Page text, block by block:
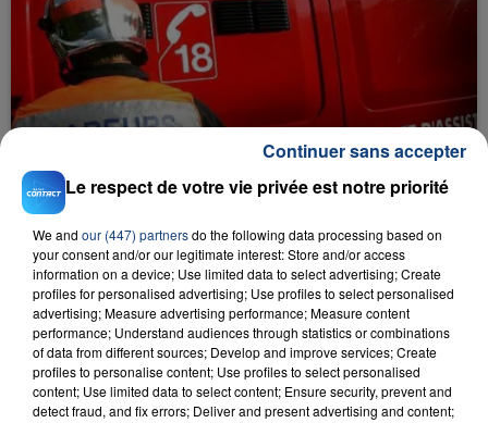
INCENDIE MORTEL À LENS : UNE FEMME ET
SON BÉBÉ ENTRE LA VIE ET LA...
Un homme s'est immolé par le feu après avoir
aspergé sa compagne et leur bébé de trois mois
d'un liquide inflammable.
Le respect de votre vie privée est notre priorité
We and our (447) partnersdo the following data processing based on
your consent and/or our legitimate interest: Store and/or access
information on a device; Use limited data to select advertising; Create
profiles for personalised advertising; Use profiles to select personalised
advertising; Measure advertising performance; Measure content
performance; Understand audiences through statistics or combinations
of data from different sources; Develop and improve services; Create
profiles to personalise content; Use profiles to select personalised
content; Use limited data to select content; Ensure security, prevent and
detect fraud, and fix errors; Deliver and present advertising and content;
Continuer sans accepter